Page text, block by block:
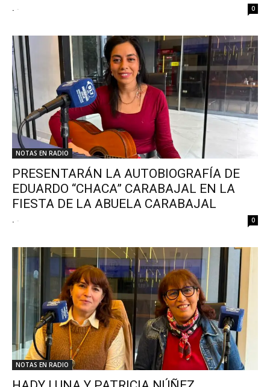
. - 0
NOTAS EN RADIO
PRESENTARÁN LA AUTOBIOGRAFÍA DE
EDUARDO “CHACA” CARABAJAL EN LA
FIESTA DE LA ABUELA CARABAJAL
. - 0
NOTAS EN RADIO